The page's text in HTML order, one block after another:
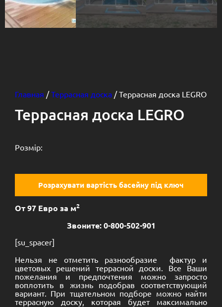
Главная /Террасная доска / Террасная доска LEGRO
Террасная доска LEGRO
Розмір:
Розрахувати вартість басейну під ключ
От 97 Евро за м2
Звоните: 0-800-502-901
[su_spacer]
Нельзя не отметить разнообразие фактур и
цветовых решений террасной доски. Все Ваши
пожелания и предпочтения можно запросто
воплотить в жизнь подобрав соответствующий
вариант. При тщательном подборе можно найти
террасную доску, которая будет максимально